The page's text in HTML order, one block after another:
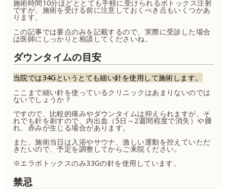
施術時間10分ほどととても手軽に受けられるボトックス注射
ですが、施術を受ける前に注意しておくべき点もいくつかあ
ります。
この記事では要点のみを記載するので、実際に受診した場合
は医師にしっかりと相談してくださいね。
ダウンタイムの目安
当院では34Gというとても細い針を使用して施術します。
ここまで細い針を使っているクリニックはあまりないのでは
ないでしょうか？
ですので、比較的痛みやダウンタイムは抑えられますが、そ
れでも針を刺すので、内出血（5日～2週間程度で消失）や腫
れ、赤みが生じる場合があります。
また、施術当日は入浴やサウナ、激しい運動を控えていただ
きたいので、予定を調整してからご来院ください。
※エラボトックスのみ33Gの針を使用しています。
禁忌